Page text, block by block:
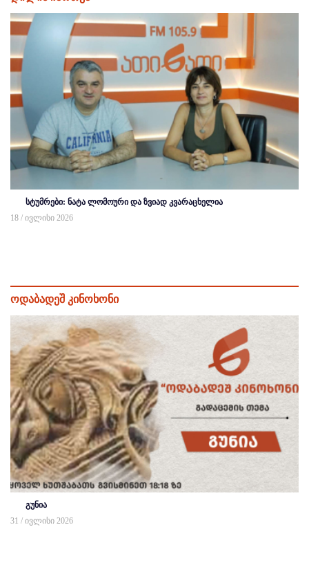
სტუმრები: ნატა ლომოური და ზვიად კვარაცხელია
18 / ივლისი 2026
ოდაბადეშ კინოხონი
გუნია
31 / ივლისი 2026